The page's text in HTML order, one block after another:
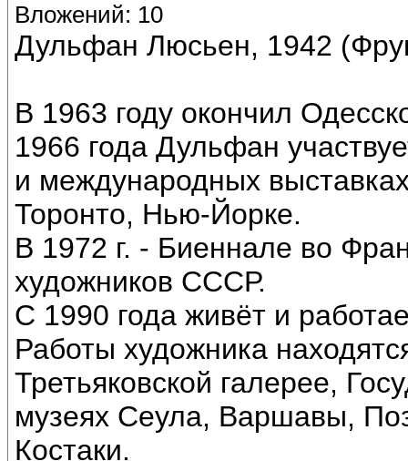
Вложений: 10
Дульфан Люсьен, 1942
В 1963 году окончил
1966 года Дульфан
и международных
Торонто, Нью-Йорке.
В 1972 г. - Биеннале во
художников СССР.
С 1990 года живёт и
Работы художника
Третьяковской галерее,
музеях Сеула, Варшавы,
Костаки.